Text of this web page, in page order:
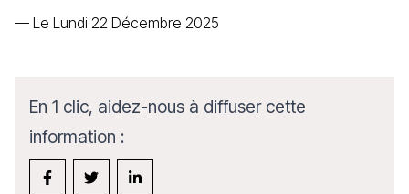
— Le Lundi 22 Décembre 2025
En 1 clic, aidez-nous à diffuser cette
information :